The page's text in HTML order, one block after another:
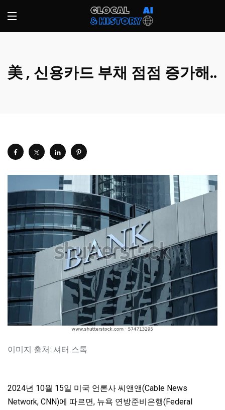
美 , 신용카드 부채 점점 증가해..
이미지 출처: 셔터 스톡
2024년 10월 15일 미국 언론사 씨앤앤(Cable News
Network, CNN)에 따르면, 뉴욕 연방준비은행(Federal